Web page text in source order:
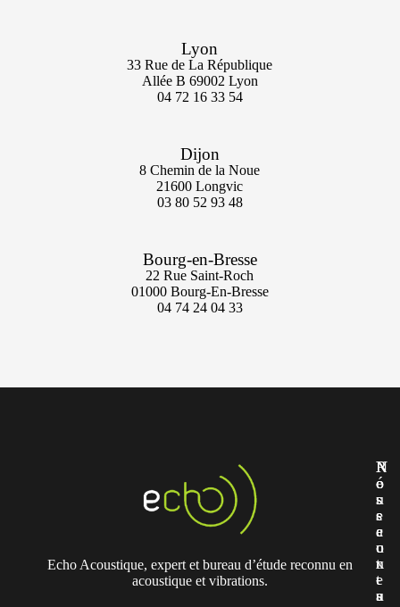
Lyon
33 Rue de La République
Allée B 69002 Lyon
04 72 16 33 54
Dijon
8 Chemin de la Noue
21600 Longvic
03 80 52 93 48
Bourg-en-Bresse
22 Rue Saint-Roch
01000 Bourg-En-Bresse
04 74 24 04 33
Echo Acoustique, expert et bureau d’étude reconnu en
acoustique et vibrations.
N
o
u
s
c
o
n
t
a
N
o
s
s
e
c
t
e
u
R
é
s
e
a
u
x
-
s